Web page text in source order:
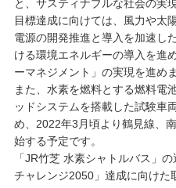
と、サスティナブルな社会の実
目標達成に向けては、風力や太
電源の開発推進と導入を加速し
ける環境エネルギーの導入を進
ーマネジメント」の実現を進めま
また、水素を燃料とする燃料電
ッドシステムを搭載した試験車
め、2022年3月頃より鶴見線、
始する予定です。
「JR竹芝 水素シャトルバス」
チャレンジ2050」達成に向けた